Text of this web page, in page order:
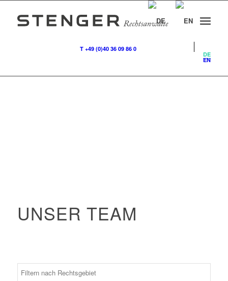
T +49 (0)40 36 09 86 0
DE
EN
UNSER TEAM